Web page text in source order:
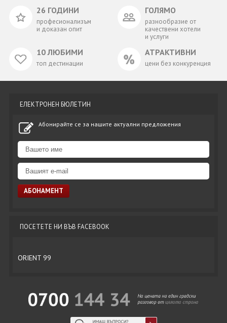
26 ГОДИНИ
професионализъм
и доказан опит
ГОЛЯМО
разнообразие от
качествени хотели
и услуги
10 ЛЮБИМИ
топ дестинации
АТРАКТИВНИ
цени без конкуренция
ЕЛЕКТРОНЕН БЮЛЕТИН
Абонирайте се за нашите актуални предложения
ПОСЕТЕТЕ НИ ВЪВ FACEBOOK
ORIENT 99